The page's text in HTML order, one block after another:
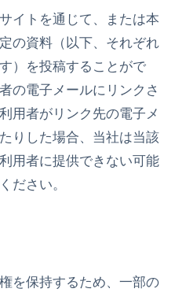
イトを通じて、または本
の資料（以下、それぞれ
）を投稿することがで
の電子メールにリンクさ
用者がリンク先の電子メ
りした場合、当社は当該
用者に提供できない可能
ださい。
を保持するため、一部の